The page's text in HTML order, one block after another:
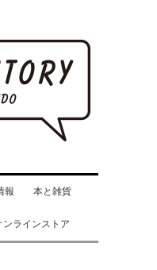
報 本と雑貨
ンラインストア